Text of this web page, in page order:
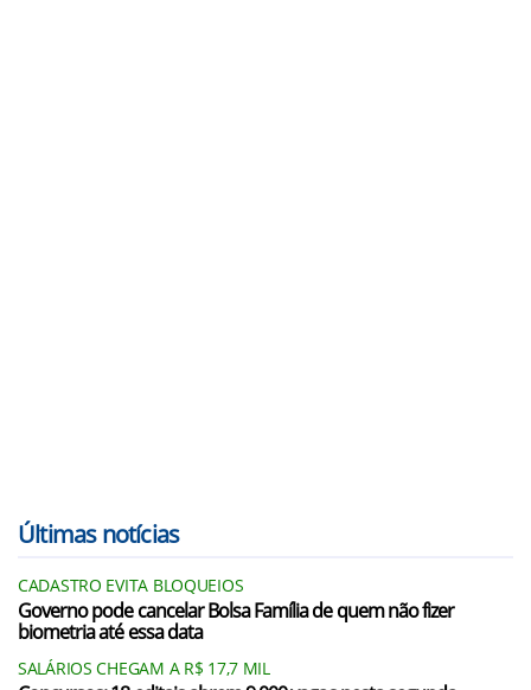
Últimas notícias
CADASTRO EVITA BLOQUEIOS
Governo pode cancelar Bolsa Família de quem não fizer
biometria até essa data
SALÁRIOS CHEGAM A R$ 17,7 MIL